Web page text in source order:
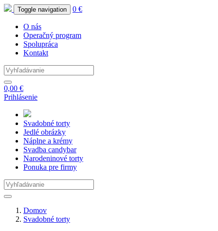
Toggle navigation 0 €
O nás
Operačný program
Spolupráca
Kontakt
0,00 €
Prihlásenie
Svadobné torty
Jedlé obrázky
Náplne a krémy
Svadba candybar
Narodeninové torty
Ponuka pre firmy
Domov
Svadobné torty